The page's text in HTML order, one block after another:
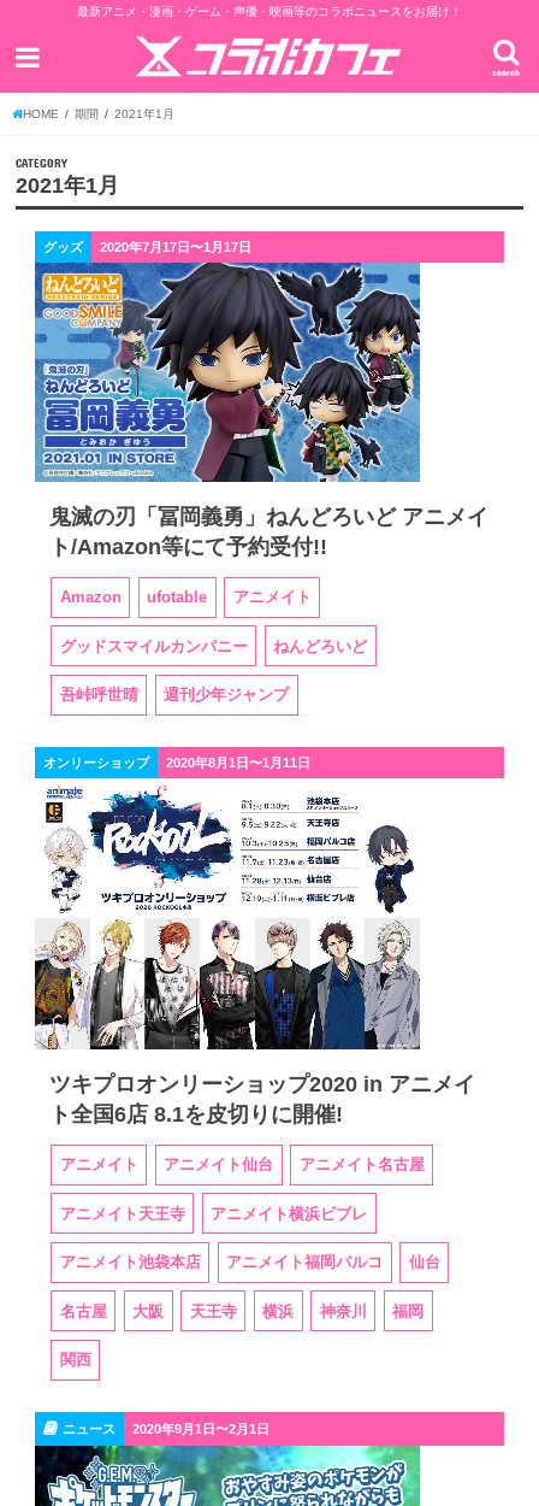
最新アニメ・漫画・ゲーム・声優・映画等のコラボニュースをお届け！
search
HOME 期間 2021年1月
CATEGORY
2021年1月
グッズ 2020年7月17日〜1月17日
鬼滅の刃「冨岡義勇」ねんどろいど アニメイ
ト/Amazon等にて予約受付!!
Amazon ufotable アニメイト
グッドスマイルカンパニー ねんどろいど
吾峠呼世晴 週刊少年ジャンプ
オンリーショップ 2020年8月1日〜1月11日
ツキプロオンリーショップ2020 in アニメイ
ト全国6店 8.1を皮切りに開催!
アニメイト アニメイト仙台 アニメイト名古屋
アニメイト天王寺 アニメイト横浜ビブレ
アニメイト池袋本店 アニメイト福岡パルコ 仙台
名古屋 大阪 天王寺 横浜 神奈川 福岡
関西
ニュース 2020年9月1日〜2月1日